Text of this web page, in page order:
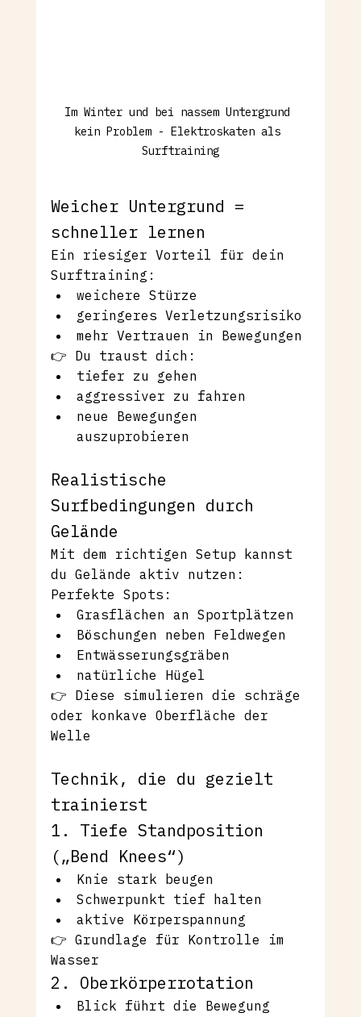
Im Winter und bei nassem Untergrund
kein Problem - Elektroskaten als
Surftraining
Weicher Untergrund =
schneller lernen
Ein riesiger Vorteil für dein
Surftraining:
weichere Stürze
geringeres Verletzungsrisiko
mehr Vertrauen in Bewegungen
👉 Du traust dich:
tiefer zu gehen
aggressiver zu fahren
neue Bewegungen
auszuprobieren
Realistische
Surfbedingungen durch
Gelände
Mit dem richtigen Setup kannst
du Gelände aktiv nutzen:
Perfekte Spots:
Grasflächen an Sportplätzen
Böschungen neben Feldwegen
Entwässerungsgräben
natürliche Hügel
👉 Diese simulieren die schräge
oder konkave Oberfläche der
Welle
Technik, die du gezielt
trainierst
1. Tiefe Standposition
(„Bend Knees“)
Knie stark beugen
Schwerpunkt tief halten
aktive Körperspannung
👉 Grundlage für Kontrolle im
Wasser
2. Oberkörperrotation
Blick führt die Bewegung